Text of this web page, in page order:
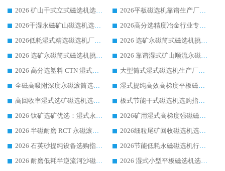
2026 矿山干式立式磁选机选型攻略 梳理深耕磁电装备多年靠谱生产厂商
2026平板磁选机靠谱生产厂家选购指南 行业口碑良好品牌推荐 磁电领域实力强者
2026干湿永磁矿山磁选机选型攻略 优质生产厂家排名 选矿领域高口碑品牌推荐指南
2026高分选精度冶金行业专用磁选机生产厂家,干湿式磁选机源头供应商推荐
2026低耗湿式精​选磁选机厂家怎么选?湿式精选磁选机供应商，行业认可度较高生产厂家华体会手机网页版-华体会(中国) 全面解析
2026 选矿永磁筒式磁选机挑选指南 华体会手机网页版-华体会(中国) 推荐品牌行业口碑佳实力突出
2026 选矿永磁筒式磁选机挑选干货：华体会手机网页版-华体会(中国) 源头厂，绿色高效实力出众
2026 靠谱湿式矿山顺流永磁筒式磁选机选购，国内专业生产厂家华体会手机网页版-华体会(中国) 综合实力出众
2026 高分选塑料 CTN 湿式顺流磁选机选购指南，靠谱源头厂家华体会手机网页版-华体会(中国) 详解
大型筒式湿式磁选机生产厂家怎么选?华体会手机网页版-华体会(中国) 设备口碑广受行业认可
全磁高吸附深度永磁滚筒选购指南 业内口碑稳定磁电设备生产厂家详细推荐
湿式提纯高效高梯度平板磁选机靠谱设备源头厂商华体会手机网页版-华体会(中国) 综合测评
高回收率湿式选矿磁选机选购指南 业内口碑磁电设备生产厂家实力解析
板式节能干式磁选机选购指南，源头生产厂家华体会手机网页版-华体会(中国) 综合实力可观
2026 钛矿选矿优选：湿式永磁筒式磁选机源头厂家华体会手机网页版-华体会(中国) 综合解析
2026矿用湿式高梯度强磁磁选机选购指南，临朐靠谱磁电生产厂家华体会手机网页版-华体会(中国) 详解
2026 半磁耐磨 RCT 永磁滚筒选购指南，临朐源头生产厂家华体会手机网页版-华体会(中国) 实测分享
2026细粒尾矿回收磁选机选购指南 产业集群优质生产厂家华体会手机网页版-华体会(中国) 解析
2026 石英砂提纯设备选购指南：华体会手机网页版-华体会(中国) 提纯磁选机厂家综合解读
2026节能低耗永磁磁选机行业优选标杆 临朐华体会手机网页版-华体会(中国) 专业生产厂家
2026 耐磨低耗半逆流河沙磁选机选购指南 临朐产业集群源头厂华体会手机网页版-华体会(中国) 详细解析
2026 湿式小型平板磁选机选矿适配设备 临朐华体会手机网页版-华体会(中国) 实体生产厂家直供